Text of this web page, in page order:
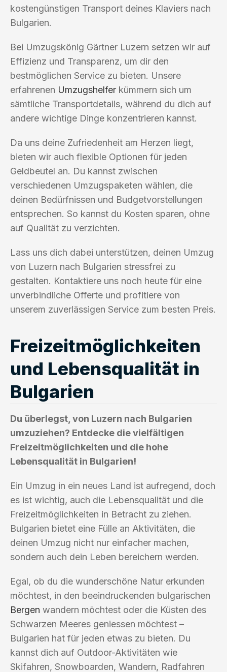
kostengünstigen Transport deines Klaviers nach
Bulgarien.
Bei Umzugskönig Gärtner Luzern setzen wir auf
Effizienz und Transparenz, um dir den
bestmöglichen Service zu bieten. Unsere
erfahrenen Umzugshelfer kümmern sich um
sämtliche Transportdetails, während du dich auf
andere wichtige Dinge konzentrieren kannst.
Da uns deine Zufriedenheit am Herzen liegt,
bieten wir auch flexible Optionen für jeden
Geldbeutel an. Du kannst zwischen
verschiedenen Umzugspaketen wählen, die
deinen Bedürfnissen und Budgetvorstellungen
entsprechen. So kannst du Kosten sparen, ohne
auf Qualität zu verzichten.
Lass uns dich dabei unterstützen, deinen Umzug
von Luzern nach Bulgarien stressfrei zu
gestalten. Kontaktiere uns noch heute für eine
unverbindliche Offerte und profitiere von
unserem zuverlässigen Service zum besten Preis.
Freizeitmöglichkeiten
und Lebensqualität in
Bulgarien
Du überlegst, von Luzern nach Bulgarien
umzuziehen? Entdecke die vielfältigen
Freizeitmöglichkeiten und die hohe
Lebensqualität in Bulgarien!
Ein Umzug in ein neues Land ist aufregend, doch
es ist wichtig, auch die Lebensqualität und die
Freizeitmöglichkeiten in Betracht zu ziehen.
Bulgarien bietet eine Fülle an Aktivitäten, die
deinen Umzug nicht nur einfacher machen,
sondern auch dein Leben bereichern werden.
Egal, ob du die wunderschöne Natur erkunden
möchtest, in den beeindruckenden bulgarischen
Bergen wandern möchtest oder die Küsten des
Schwarzen Meeres geniessen möchtest –
Bulgarien hat für jeden etwas zu bieten. Du
kannst dich auf Outdoor-Aktivitäten wie
Skifahren, Snowboarden, Wandern, Radfahren